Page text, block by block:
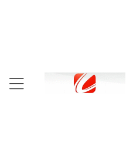
Цвет
цвет 36W 5050
гибкие света
тесемку светлое